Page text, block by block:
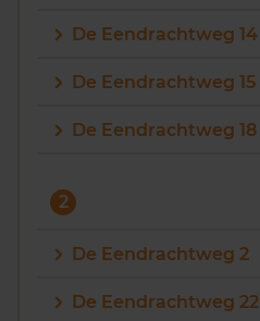
De Eendrachtweg 14
De Eendrachtweg 15
De Eendrachtweg 18
2
De Eendrachtweg 2
De Eendrachtweg 22